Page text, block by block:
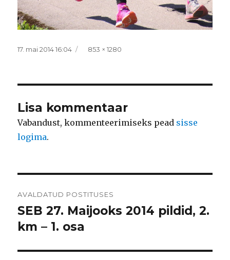
Postitatud
17. mai 2014 16:04 Täissuurus
853 × 1280
Lisa kommentaar
Vabandust, kommenteerimiseks pead sisse
logima.
AVALDATUD POSTITUSES
SEB 27. Maijooks 2014 pildid, 2.
km – 1. osa